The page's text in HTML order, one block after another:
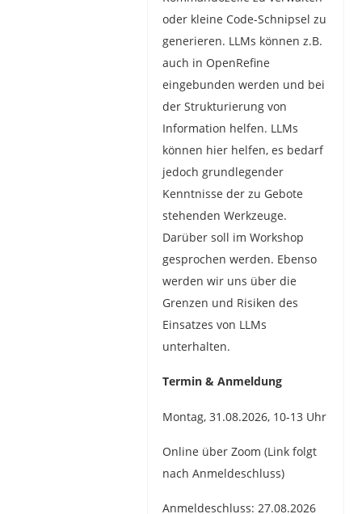
oder kleine Code-Schnipsel zu
generieren. LLMs können z.B.
auch in OpenRefine
eingebunden werden und bei
der Strukturierung von
Information helfen. LLMs
können hier helfen, es bedarf
jedoch grundlegender
Kenntnisse der zu Gebote
stehenden Werkzeuge.
Darüber soll im Workshop
gesprochen werden. Ebenso
werden wir uns über die
Grenzen und Risiken des
Einsatzes von LLMs
unterhalten.
Termin & Anmeldung
Montag, 31.08.2026, 10-13 Uhr
Online über Zoom (Link folgt
nach Anmeldeschluss)
Anmeldeschluss: 27.08.2026